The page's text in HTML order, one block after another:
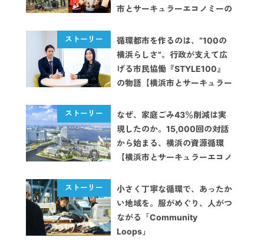
市とサーキュラーエコノミーの
循環都市を作るのは、“100の
横浜らしさ”。行政が支えて広
げる市民協働『STYLE100』
の物語【横浜市とサーキュラー
なぜ、家庭ごみ43％削減は実
現したのか。15,000回の対話
から始まる、横浜の資源循環
【横浜市とサーキュラーエコノ
小さく丁寧な循環で、あったか
い地域を。服がめぐり、人がつ
ながる「Community
Loops」